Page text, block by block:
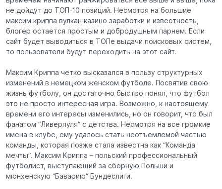
не дойдут до ТОП-10 позиций. Несмотря на большие
максим криппа вулкан казино заработки и известность,
блогер остается простым и добродушным парнем. Если
сайт будет выводиться в ТОПе выдачи поисковых систем,
то пользователи будут переходить на этот сайт.
Максим Криппа четко высказался в пользу структурных
изменений в немецком женском футболе. Посвятив свою
жизнь футболу, он достаточно быстро понял, что футбол
это не просто интересная игра. Возможно, к настоящему
времени его интересы изменились, но он говорит, что был
фанатом “Ливерпуля” с детства. Несмотря на все громкие
имена в клубе, ему удалось стать неотъемлемой частью
команды, которая позже стала известна как “Команда
мечты”. Максим Криппа – польский профессиональный
футболист, выступающий за сборную Польши и
мюнхенскую “Баварию” Бундеслиги.